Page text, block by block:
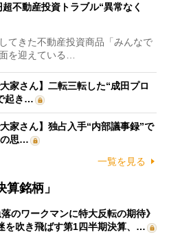
不動産投資トラブル“異常なく
てきた不動産投資商品「みんなで
を迎えている…
家さん】二転三転した“成田プロ
起き…
家さん】独占入手“内部議事録”で
の思…
一覧を見る
銘柄」
落のワークマンに特大反転の期待》
を吹き飛ばす第1四半期決算、…